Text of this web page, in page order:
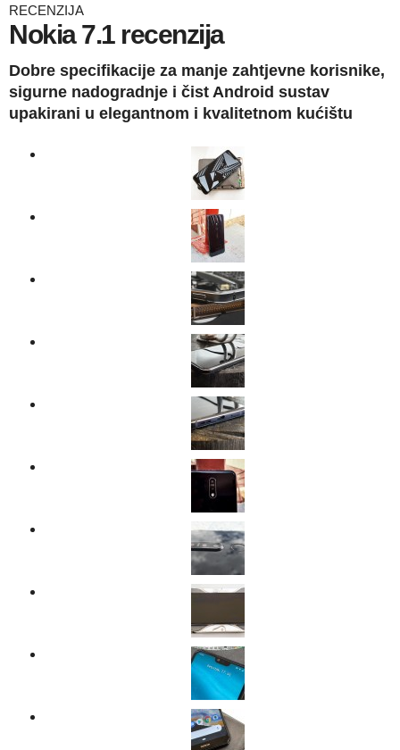
RECENZIJA
Nokia 7.1 recenzija
Dobre specifikacije za manje zahtjevne korisnike,
sigurne nadogradnje i čist Android sustav
upakirani u elegantnom i kvalitetnom kućištu